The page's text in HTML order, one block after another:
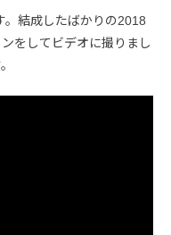
。結成したばかりの2018
をしてビデオに撮りまし